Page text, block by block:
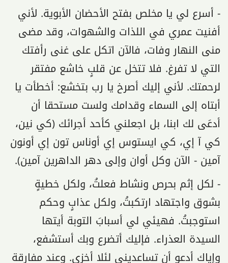
- أسرع لي يا مخلص بفتح الأحضان الأبوية. لأني
أفنيت عمري في اللذات والشهوات، وقد مضى
منى النهار وفات، فالآن اتكل على غنى رأفتك
التي لا تفرغ. فلا تتخل عن قلبٍ خاشع مفتقر
لرحمتك. لأني إليك أصرخ يا رب بتخشع: أخطأت يا
أبتاه إلى السماء وقدامك ولست مستحقا أن
أدعَى لك ابنا، بل اجعلني كأحد أجرائك (كي نين،
كي آ إي، كي ايستوس إي أوناس تون إي أونون
آمين - الآن وكل أوان وإلى دهر الداهرين آمين).
- لكل إثم بحرص ونشاط فعلتُ، ولكل خطيةٍ
بشوق واجتهاد ارتكبتُ، ولكل عذابٍ وحكم
استوجبتُ. فهيئي لي أسبابَ التوبة أيتها
السيدة العذراء. فإليك أتضرع وبك أستشفع،
وإياك أدعو أن تساعديني لئلا أخزى. وعند مفارقة